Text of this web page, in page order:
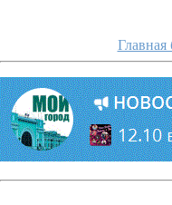
Главная